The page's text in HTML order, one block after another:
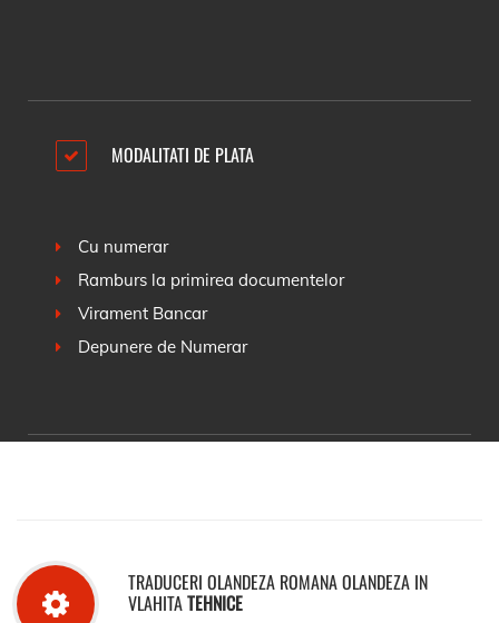
MODALITATI DE PLATA
Cu numerar
Ramburs la primirea documentelor
Virament Bancar
Depunere de Numerar
TRADUCERI OLANDEZA ROMANA OLANDEZA IN
VLAHITATEHNICE